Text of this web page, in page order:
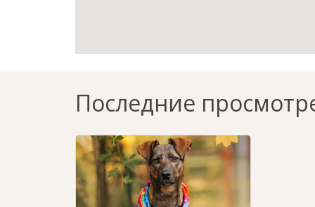
Последние